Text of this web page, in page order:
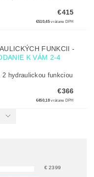
€415
€510,45vrátane DPH
FUNKCII -
K VÁM 2-4
hydraulickou funkciou
€366
€450,18vrátane DPH
€2399